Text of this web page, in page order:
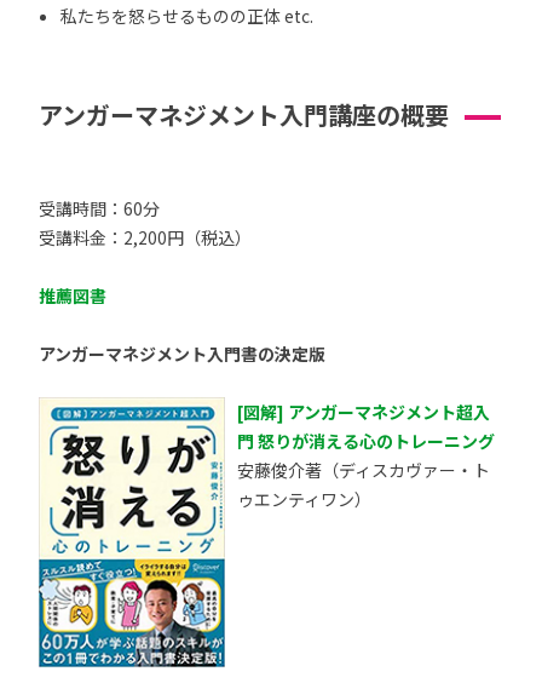
私たちを怒らせるものの正体 etc.
アンガーマネジメント入門講座の概要
受講時間：60分
受講料金：2,200円（税込）
推薦図書
アンガーマネジメント入門書の決定版
[図解] アンガーマネジメント超入
門 怒りが消える心のトレーニング
安藤俊介著（ディスカヴァー・ト
ゥエンティワン）